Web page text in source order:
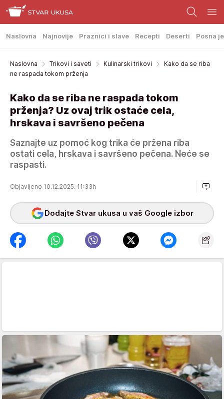
Naslovna Najnovije Praznici i slave Recepti Deserti Posna
Naslovna Trikovi i saveti Kulinarski trikovi
Kako da se riba
ne raspada tokom prženja
Kako da se riba ne raspada tokom
prženja? Uz ovaj trik ostaće cela,
hrskava i savršeno pečena
Saznajte uz pomoć kog trika će pržena riba
ostati cela, hrskava i savršeno pečena. Neće se
raspasti.
Objavljeno 10.12.2025. 11:33h
Dodajte Stvar ukusa u vaš Google izbor